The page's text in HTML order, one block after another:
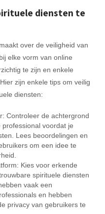
diensten te
over de veiligheid van
elke vorm van online
te zijn en enkele
zijn enkele tips om veilig
diensten:
Controleer de achtergrond
voordat je
Lees beoordelingen en
om een idee te
Kies voor erkende
spirituele diensten
vaak een
en hebben
privacy van gebruikers te